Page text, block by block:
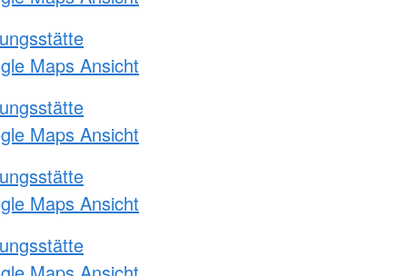
Maps Ansicht
Maps Ansicht
Maps Ansicht